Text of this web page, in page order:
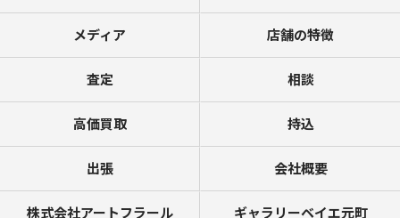
メディア 店舗の特徴
査定 相談
高価買取 持込
出張 会社概要
株式会社アートフラール ギャラリーベイエ元町